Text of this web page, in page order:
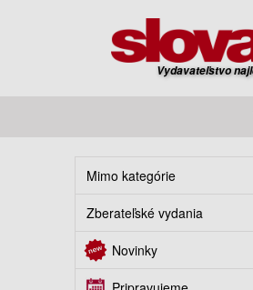
Vydavateľstvo
Mimo kategórie
Zberateľské vydania
Novinky